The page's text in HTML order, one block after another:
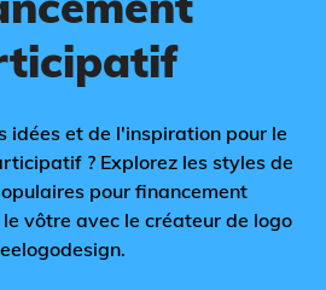
idées et de l'inspiration pour le
? Explorez les styles de
pour financement
vôtre avec le créateur de logo